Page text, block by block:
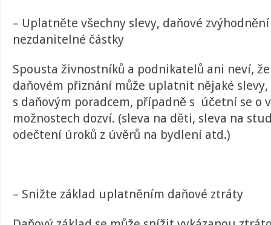
– Uplatněte všechny slevy, daňové
nezdanitelné částky
Spousta živnostníků a podnikatelů ani neví,
daňovém přiznání může uplatnit nějaké
s daňovým poradcem, případně s účetní se o
možnostech dozví. (sleva na děti, sleva na
odečtení úroků z úvěrů na bydlení atd.)
– Snižte základ uplatněním daňové ztráty